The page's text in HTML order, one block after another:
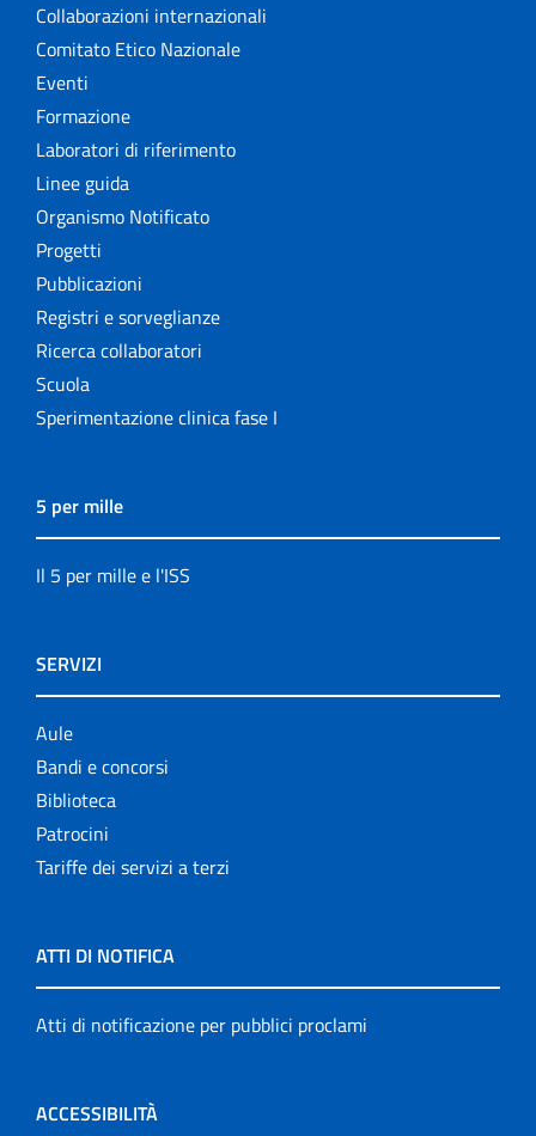
Collaborazioni internazionali
Comitato Etico Nazionale
Eventi
Formazione
Laboratori di riferimento
Linee guida
Organismo Notificato
Progetti
Pubblicazioni
Registri e sorveglianze
Ricerca collaboratori
Scuola
Sperimentazione clinica fase I
5 per mille
Il 5 per mille e l'ISS
SERVIZI
Aule
Bandi e concorsi
Biblioteca
Patrocini
Tariffe dei servizi a terzi
ATTI DI NOTIFICA
Atti di notificazione per pubblici proclami
ACCESSIBILITÀ